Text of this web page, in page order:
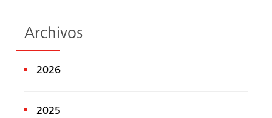
Archivos
2026
2025